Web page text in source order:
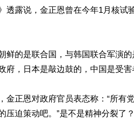
透露说，金正恩曾在今年1月核
鲜的是联合国，与韩国联合军演
府，日本是敲边鼓的，中国是受害
金正恩对政府官员表态称：“所有
压迫策动吧。”是不是精神分裂了